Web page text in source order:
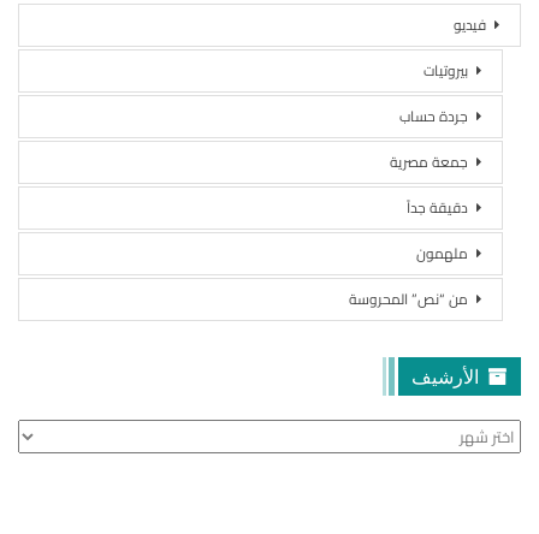
فيديو
بيروتيات
جردة حساب
جمعة مصرية
دقيقة جداً
ملهمون
من “نص” المحروسة
الأرشيف
الأرشيف